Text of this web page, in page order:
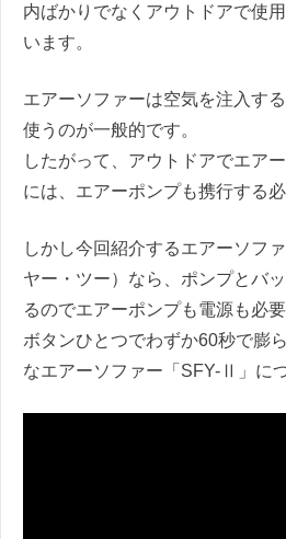
内ばかりでなくアウトドアで使
います。
エアーソファーは空気を注入す
使うのが一般的です。
したがって、アウトドアでエア
には、エアーポンプも携行する
しかし今回紹介するエアーソフ
ヤー・ツー）なら、ポンプとバ
るのでエアーポンプも電源も必要
ボタンひとつでわずか60秒で膨
なエアーソファー「SFY-Ⅱ」に